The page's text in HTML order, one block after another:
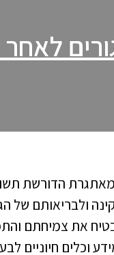
הדורשת
ולבריאותם של
את צמיחתם
וכלים חיוניים